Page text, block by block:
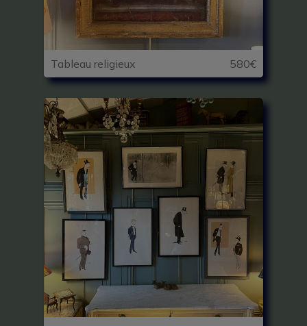
Tableau religieux 580€